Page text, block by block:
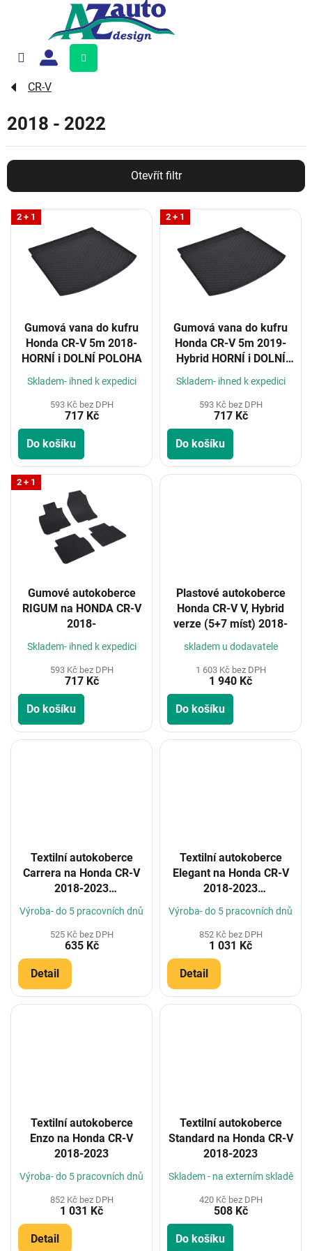
Nákupní
košík
CR-V
2018 - 2022
Otevřít filtr
V
ý
2 + 1
Gumová vana do kufru
Honda CR-V 5m 2018-
HORNÍ i DOLNÍ POLOHA
Skladem- ihned k expedici
593 Kč bez DPH
717 Kč
Do košíku
2 + 1
Gumová vana do kufru
Honda CR-V 5m 2019-
Hybrid HORNÍ i DOLNÍ
Skladem- ihned k expedici
593 Kč bez DPH
717 Kč
Do košíku
2 + 1
Gumové autokoberce
RIGUM na HONDA CR-V
2018-
Skladem- ihned k expedici
593 Kč bez DPH
717 Kč
Do košíku
Plastové autokoberce
Honda CR-V V, Hybrid
verze (5+7 míst) 2018-
skladem u dodavatele
1 603 Kč bez DPH
1 940 Kč
Do košíku
Textilní autokoberce
Carrera na Honda CR-V
2018-2023
(Konfigurátor)
Výroba- do 5 pracovních dnů
525 Kč bez DPH
635 Kč
Detail
Textilní autokoberce
Elegant na Honda CR-V
2018-2023
(Konfigurátor)
Výroba- do 5 pracovních dnů
852 Kč bez DPH
1 031 Kč
Detail
Textilní autokoberce
Enzo na Honda CR-V
2018-2023
Výroba- do 5 pracovních dnů
852 Kč bez DPH
1 031 Kč
Detail
Textilní autokoberce
Standard na Honda CR-V
2018-2023
Skladem - na externím skladě
420 Kč bez DPH
508 Kč
Do košíku